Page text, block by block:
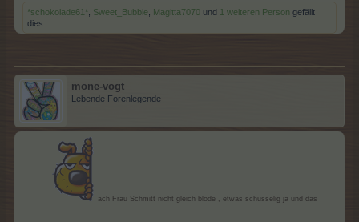
*schokolade61* Sweet_Bubble Magitta7070 und 1 weiteren Person gefällt
dies.
mone-vogt
Lebende Forenlegende
ach Frau Schmitt nicht gleich blöde , etwas schusselig ja und das